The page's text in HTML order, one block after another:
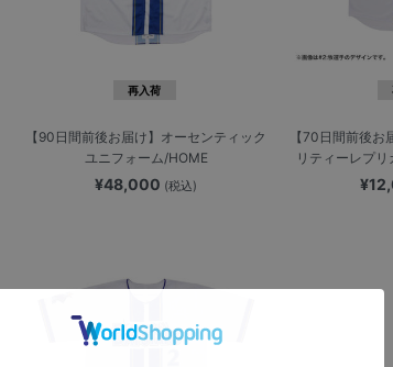
再入荷
【90日間前後お届け】オーセンティック
ユニフォーム/HOME
¥48,000 (税込)
【70日間前後
リティーレプ